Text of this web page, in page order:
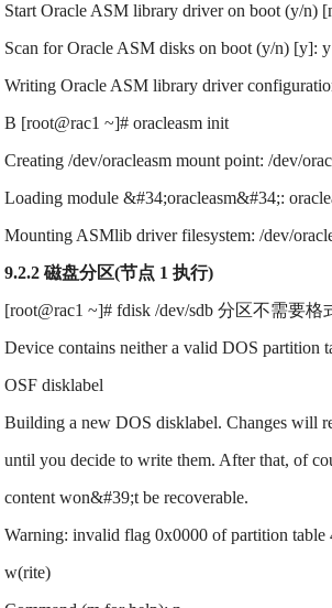
Start Oracle ASM library driver on boot (y/n)
Scan for Oracle ASM disks on boot (y/n) [y]: y
Writing Oracle ASM library driver
B [root@rac1 ~]# oracleasm init
Creating /dev/oracleasm mount point: /dev/
Loading module &#34;oracleasm&#34;:
Mounting ASMlib driver filesystem: /dev/
9.2.2 磁盘分区(节点 1 执行)
[root@rac1 ~]# fdisk /dev/sdb 分区不需要格
Device contains neither a valid DOS partition
OSF disklabel
Building a new DOS disklabel. Changes will
until you decide to write them. After that, of
content won&#39;t be recoverable.
Warning: invalid flag 0x0000 of partition table
w(rite)